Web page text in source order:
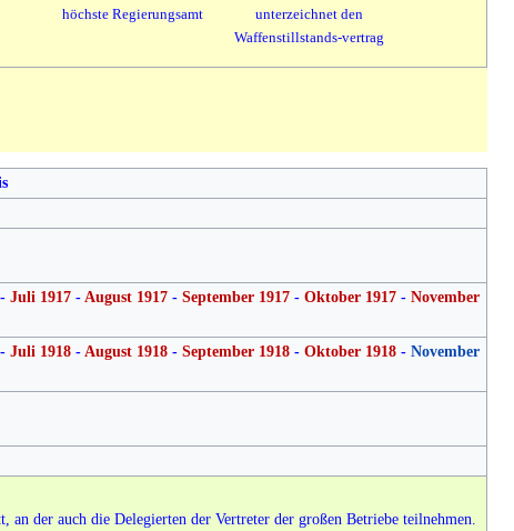
höchste Regierungsamt
unterzeichnet den
Waffenstillstands-vertrag
Juli 1917- August 1917- September 1917- Oktober 1917- November
Juli 1918- August 1918- September 1918- Oktober 1918- November
der auch die Delegierten der Vertreter der großen Betriebe teilnehmen.